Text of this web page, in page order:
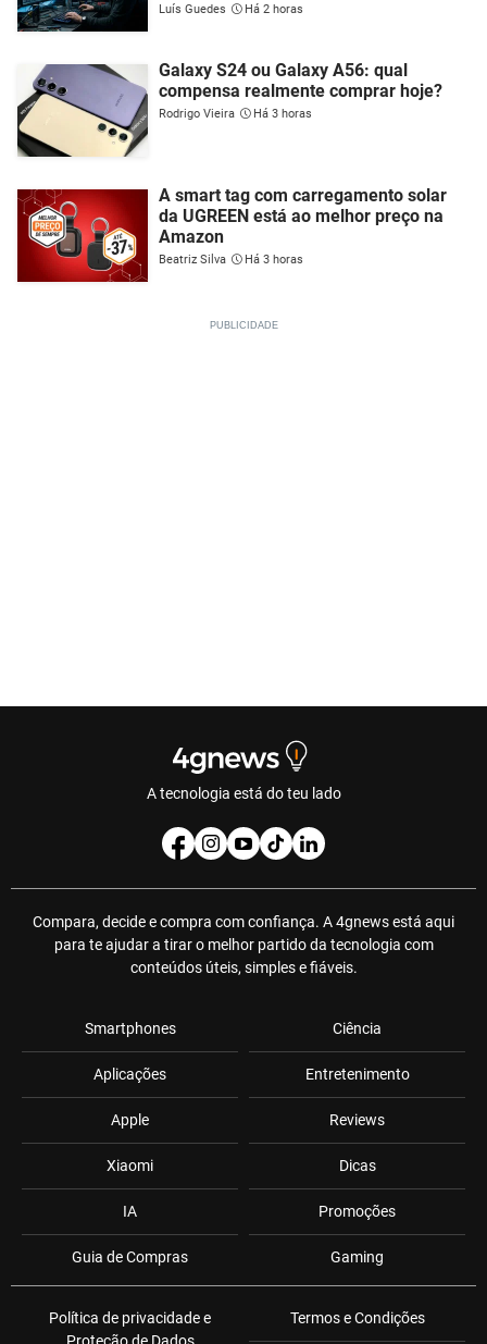
Luís Guedes Há 2 horas
Galaxy S24 ou Galaxy A56: qual
compensa realmente comprar hoje?
Rodrigo Vieira Há 3 horas
A smart tag com carregamento solar
da UGREEN está ao melhor preço na
Amazon
Beatriz Silva Há 3 horas
A tecnologia está do teu lado
Compara, decide e compra com confiança. A 4gnews está aqui
para te ajudar a tirar o melhor partido da tecnologia com
conteúdos úteis, simples e fiáveis.
Smartphones
Aplicações
Apple
Xiaomi
IA
Guia de Compras
Ciência
Entretenimento
Reviews
Dicas
Promoções
Gaming
Política de privacidade e
Proteção de Dados
Termos e Condições